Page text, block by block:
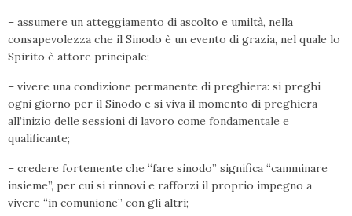
– assumere un atteggiamento di ascolto e umiltà, nella
consapevolezza che il Sinodo è un evento di grazia, nel quale lo
Spirito è attore principale;
– vivere una condizione permanente di preghiera: si preghi
ogni giorno per il Sinodo e si viva il momento di preghiera
all’inizio delle sessioni di lavoro come fondamentale e
qualificante;
– credere fortemente che “fare sinodo” significa “camminare
insieme”, per cui si rinnovi e rafforzi il proprio impegno a
vivere “in comunione” con gli altri;